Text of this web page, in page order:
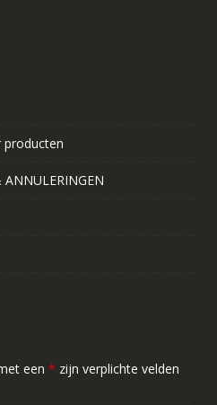
producten
ANNULERINGEN
een * zijn verplichte velden